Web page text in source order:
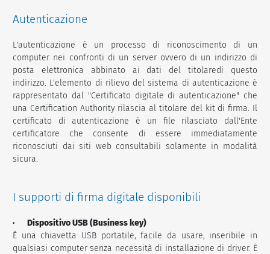
Autenticazione
L'autenticazione è un processo di riconoscimento di un
computer nei confronti di un server ovvero di un indirizzo di
posta elettronica abbinato ai dati del titolaredi questo
indirizzo. L'elemento di rilievo del sistema di autenticazione è
rappresentato dal "Certificato digitale di autenticazione" che
una Certification Authority rilascia al titolare del kit di firma. Il
certificato di autenticazione è un file rilasciato dall'Ente
certificatore che consente di essere immediatamente
riconosciuti dai siti web consultabili solamente in modalità
sicura.
I supporti di firma digitale disponibili
· Dispositivo USB (Business key)
È una chiavetta USB portatile, facile da usare, inseribile in
qualsiasi computer senza necessità di installazione di driver. È